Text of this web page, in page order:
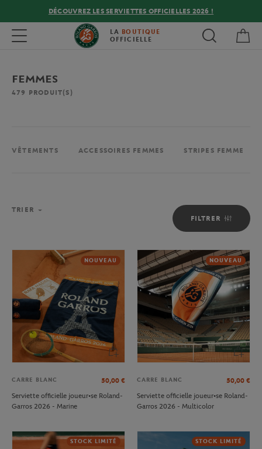
DÉCOUVREZ LES SERVIETTES OFFICIELLES 2026 !
Toggle navigation LA BOUTIQUE
OFFICIELLE
FEMMES
479 PRODUIT(S)
VÊTEMENTS ACCESSOIRES FEMMES STRIPES FEMME
FILTRER
TRIER
NOUVEAU
CARRE BLANC 50,00 €
Serviette officielle joueur•se Roland-
Garros 2026 - Marine
NOUVEAU
CARRE BLANC 50,00 €
Serviette officielle joueur•se Roland-
Garros 2026 - Multicolor
STOCK LIMITÉ STOCK LIMITÉ